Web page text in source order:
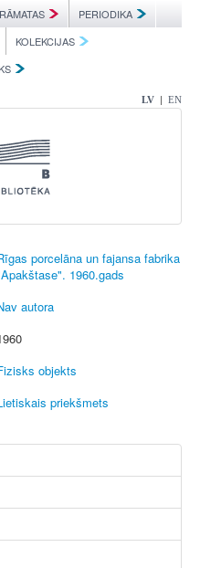
PERIODIKA
KOLEKCIJAS
LV | EN
porcelāna un fajansa fabrika
1960.gads
autora
objekts
priekšmets